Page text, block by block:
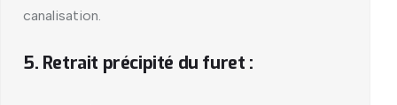
canalisation.
5. Retrait précipité du furet :